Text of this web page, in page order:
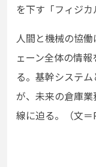
を下す「フィジカ
人間と機械の協
ェーン全体の情
る。基幹システ
が、未来の倉庫
線に迫る。（文＝